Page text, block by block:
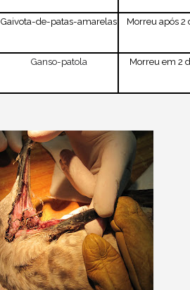
Gaivota-de-patas-amarelas Morreu após 2
Ganso-patola Morreu em 2